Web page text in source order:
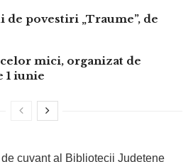
povestiri „Traume”, de
mici, organizat de
1 iunie
cuvant al Bibliotecii Judetene